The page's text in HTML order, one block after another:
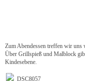
Zum Abendessen treffen wir uns
Über Grillspieß und Malblock
Kindesebene.